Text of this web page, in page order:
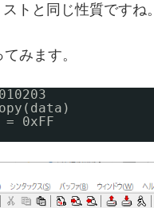
トと同じ性質ですね。
みます。
0xFF